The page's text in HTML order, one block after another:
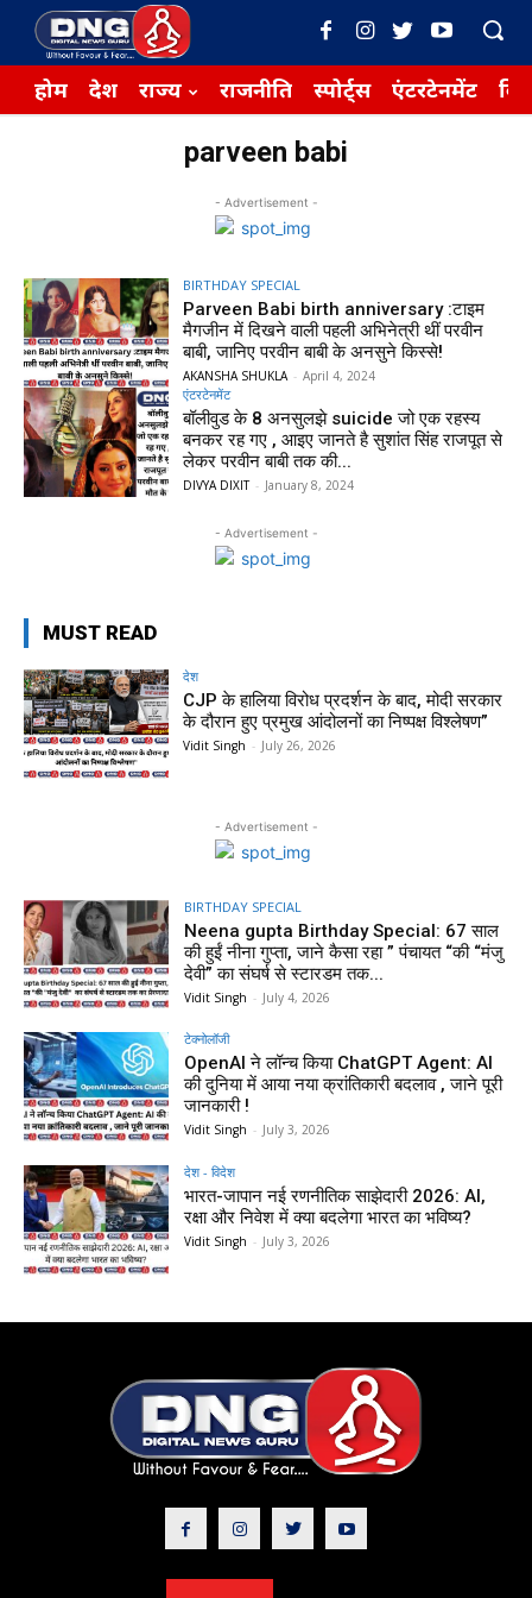
होम देश राज्य राजनीति स्पोर्ट्स एंटरटेनमेंट
parveen babi
- Advertisement -
BIRTHDAY SPECIAL
Parveen Babi birth anniversary :टाइम
मैगजीन में दिखने वाली पहली अभिनेत्री थीं परवीन
बाबी, जानिए परवीन बाबी के अनसुने किस्से!
AKANSHA SHUKLA - April 4, 2024
एंटरटेनमेंट
बॉलीवुड के 8 अनसुलझे suicide जो एक रहस्य
बनकर रह गए , आइए जानते है सुशांत सिंह राजपूत से
लेकर परवीन बाबी तक की...
DIVYA DIXIT - January 8, 2024
- Advertisement -
MUST READ
देश
CJP के हालिया विरोध प्रदर्शन के बाद, मोदी सरकार
के दौरान हुए प्रमुख आंदोलनों का निष्पक्ष विश्लेषण”
Vidit Singh - July 26, 2026
- Advertisement -
BIRTHDAY SPECIAL
Neena gupta Birthday Special: 67 साल
की हुईं नीना गुप्ता, जाने कैसा रहा ” पंचायत “की “मंजु
देवी” का संघर्ष से स्टारडम तक...
Vidit Singh - July 4, 2026
टेक्नोलॉजी
OpenAI ने लॉन्च किया ChatGPT Agent: AI
की दुनिया में आया नया क्रांतिकारी बदलाव , जाने पूरी
जानकारी !
Vidit Singh - July 3, 2026
देश - विदेश
भारत-जापान नई रणनीतिक साझेदारी 2026: AI,
रक्षा और निवेश में क्या बदलेगा भारत का भविष्य?
Vidit Singh - July 3, 2026